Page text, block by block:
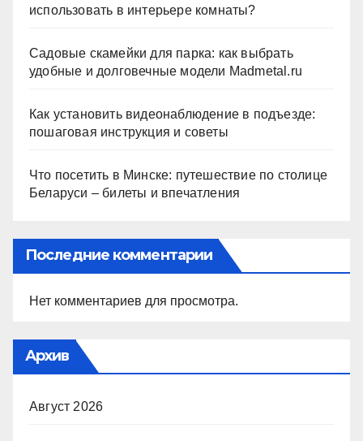
использовать в интерьере комнаты?
Садовые скамейки для парка: как выбрать
удобные и долговечные модели Madmetal.ru
Как установить видеонаблюдение в подъезде:
пошаговая инструкция и советы
Что посетить в Минске: путешествие по столице
Беларуси – билеты и впечатления
Последние комментарии
Нет комментариев для просмотра.
Архив
Август 2026